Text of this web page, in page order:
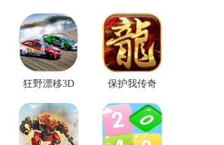
狂野漂移3D 保护我传奇